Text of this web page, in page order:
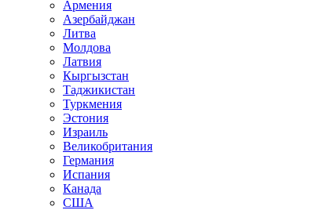
Армения
Азербайджан
Литва
Молдова
Латвия
Кыргызстан
Таджикистан
Туркмения
Эстония
Израиль
Великобритания
Германия
Испания
Канада
США